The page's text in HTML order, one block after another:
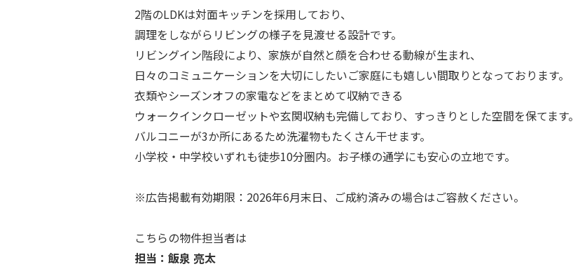
2階のLDKは対面キッチンを採用しており、
調理をしながらリビングの様子を見渡せる設計です。
リビングイン階段により、家族が自然と顔を合わせる動線が生まれ、
日々のコミュニケーションを大切にしたいご家庭にも嬉しい間取りとなっております。
衣類やシーズンオフの家電などをまとめて収納できる
ウォークインクローゼットや玄関収納も完備しており、すっきりとした空間を保てます。
バルコニーが3か所にあるため洗濯物もたくさん干せます。
小学校・中学校いずれも徒歩10分圏内。お子様の通学にも安心の立地です。
※広告掲載有効期限：2026年6月末日、ご成約済みの場合はご容赦ください。
こちらの物件担当者は
担当：飯泉 亮太